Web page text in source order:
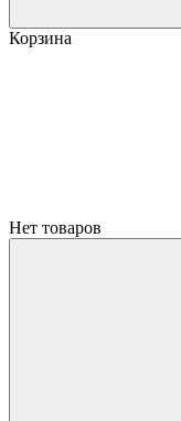
Корзина
Нет товаров